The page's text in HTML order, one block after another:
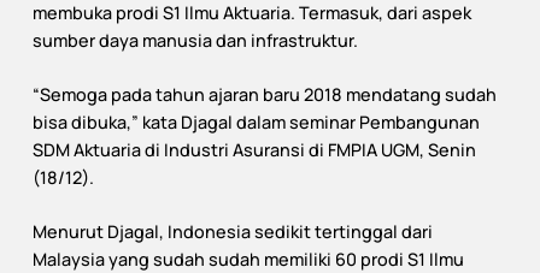
membuka prodi S1 Ilmu Aktuaria. Termasuk, dari aspek
sumber daya manusia dan infrastruktur.
“Semoga pada tahun ajaran baru 2018 mendatang sudah
bisa dibuka,” kata Djagal dalam seminar Pembangunan
SDM Aktuaria di Industri Asuransi di FMPIA UGM, Senin
(18/12).
Menurut Djagal, Indonesia sedikit tertinggal dari
Malaysia yang sudah sudah memiliki 60 prodi S1 Ilmu